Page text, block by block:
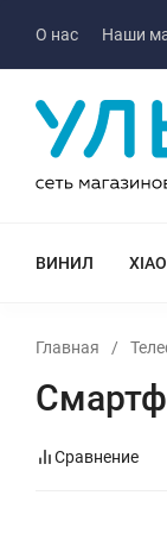
О нас Наши
ВИНИЛ
Главная /
Сравнение